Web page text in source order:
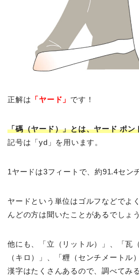
正解は 「ヤード」 です！
「碼（ヤード）」とは、ヤード ポン
記号は「yd」を用います。
1ヤードは3フィートで、約91.4セン
ヤードという単位はゴルフなどでよ
んどの方は聞いたことがあるでしょう
他にも、「立（リットル）」、「瓦
（キロ）」、「糎（センチメートル
漢字はたくさんあるので、調べてみ